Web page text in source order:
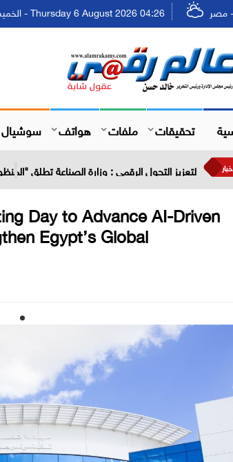
- مصر Thursday 6 August 2026 04:26 - الخميس ٢٢ صفر ١٤٤٨
تحقيقات ملفات هواتف سوشيال
لتعزيز التحول الرقمي : وزارة الصناعة تطلق
Day to Advance AI-Driven
Egypt’s Global